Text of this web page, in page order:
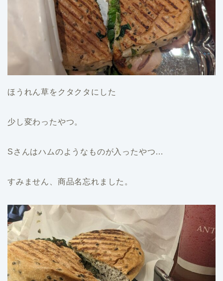
ほうれん草をクタクタにした
少し変わったやつ。
Sさんはハムのようなものが入ったやつ…
すみません、商品名忘れました。